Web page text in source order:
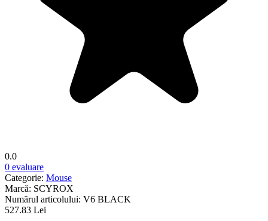
0.0
0 evaluare
Categorie: Mouse
Marcă: SCYROX
Numărul articolului: V6 BLACK
527.83 Lei